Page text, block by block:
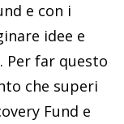
e con i
idee e
Per far questo
che superi
Fund e